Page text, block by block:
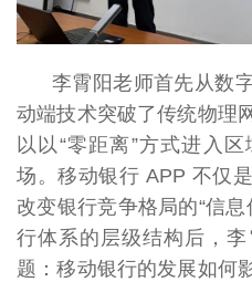
李霄阳老师首先从数
动端技术突破了传统物理
以以“零距离”方式进入
场。移动银行 APP 不仅
改变银行竞争格局的“信
行体系的层级结构后，
题：移动银行的发展如何